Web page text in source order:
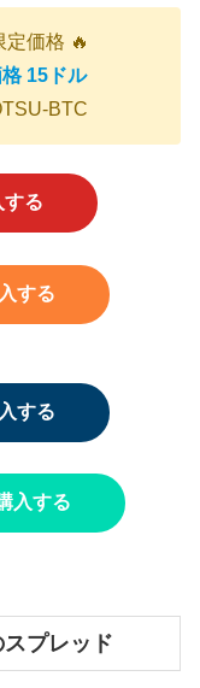
定価格 🔥
15ドル
BTC
する
する
する
入する
プレッド